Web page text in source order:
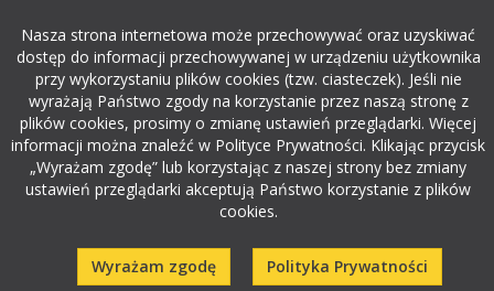
Dodaj ogłoszenie o pracę
rekrutacja w it
Nasza strona internetowa może przechowywać oraz uzyskiwać
dostęp do informacji przechowywanej w urządzeniu użytkownika
przy wykorzystaniu plików cookies (tzw. ciasteczek). Jeśli nie
wyrażają Państwo zgody na korzystanie przez naszą stronę z
plików cookies, prosimy o zmianę ustawień przeglądarki. Więcej
informacji można znaleźć w Polityce Prywatności. Klikając przycisk
„Wyrażam zgodę” lub korzystając z naszej strony bez zmiany
ustawień przeglądarki akceptują Państwo korzystanie z plików
cookies.
Wyrażam zgodę Polityka Prywatności